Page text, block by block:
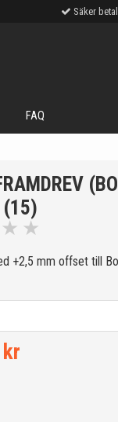
Säker
FAQ
(15)
★ ★
+2,5 mm offset till